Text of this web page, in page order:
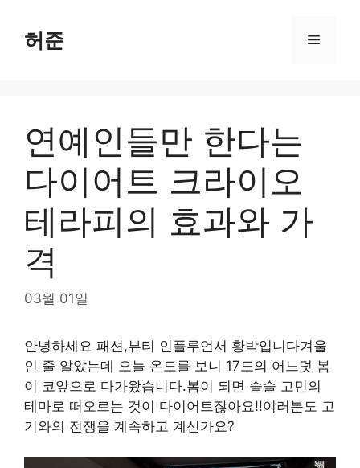
content
허준 Menu
연예인들만 한다는
다이어트 크라이오
테라피의 효과와 가
격
03월 01일
안녕하세요 패션,뷰티 인플루언서 황박입니다겨울
인 줄 알았는데 오늘 온도를 보니 17도의 어느덧 봄
이 코앞으로 다가왔습니다.봄이 되면 슬슬 고민의
테마로 떠오르는 것이 다이어트잖아요!!여러분도 고
기와의 전쟁을 계속하고 계신가요?